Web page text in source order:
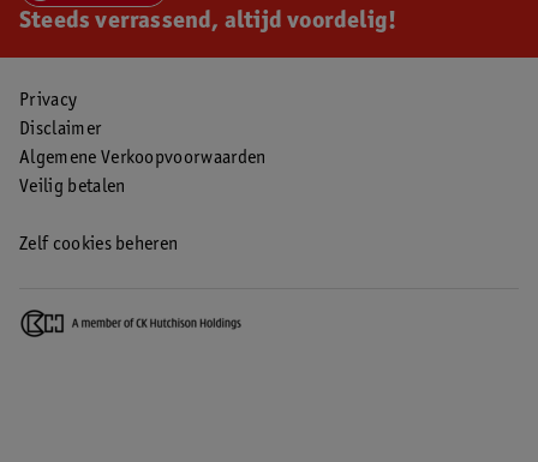
Steeds verrassend, altijd voordelig!
Privacy
Disclaimer
Algemene Verkoopvoorwaarden
Veilig betalen
Zelf cookies beheren